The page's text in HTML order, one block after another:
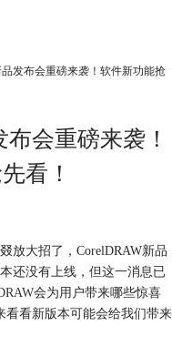
品发布会重磅来袭！软件新功能抢
会重磅来袭！
看！
放大招了，CorelDRAW新品
还没有上线，但这一消息已
会为用户带来哪些惊喜
看看新版本可能会给我们带来